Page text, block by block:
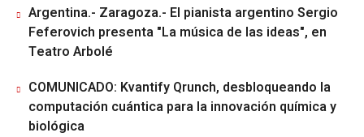
Argentina.- Zaragoza.- El pianista argentino Sergio
Feferovich presenta "La música de las ideas", en
Teatro Arbolé
COMUNICADO: Kvantify Qrunch, desbloqueando la
computación cuántica para la innovación química y
biológica